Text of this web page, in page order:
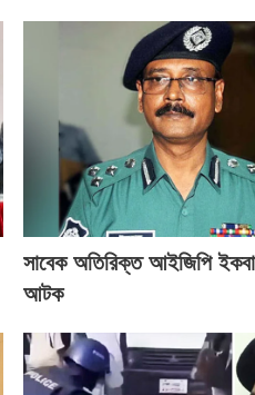
সাবেক অতিরিক্ত আইজিপি
আটক